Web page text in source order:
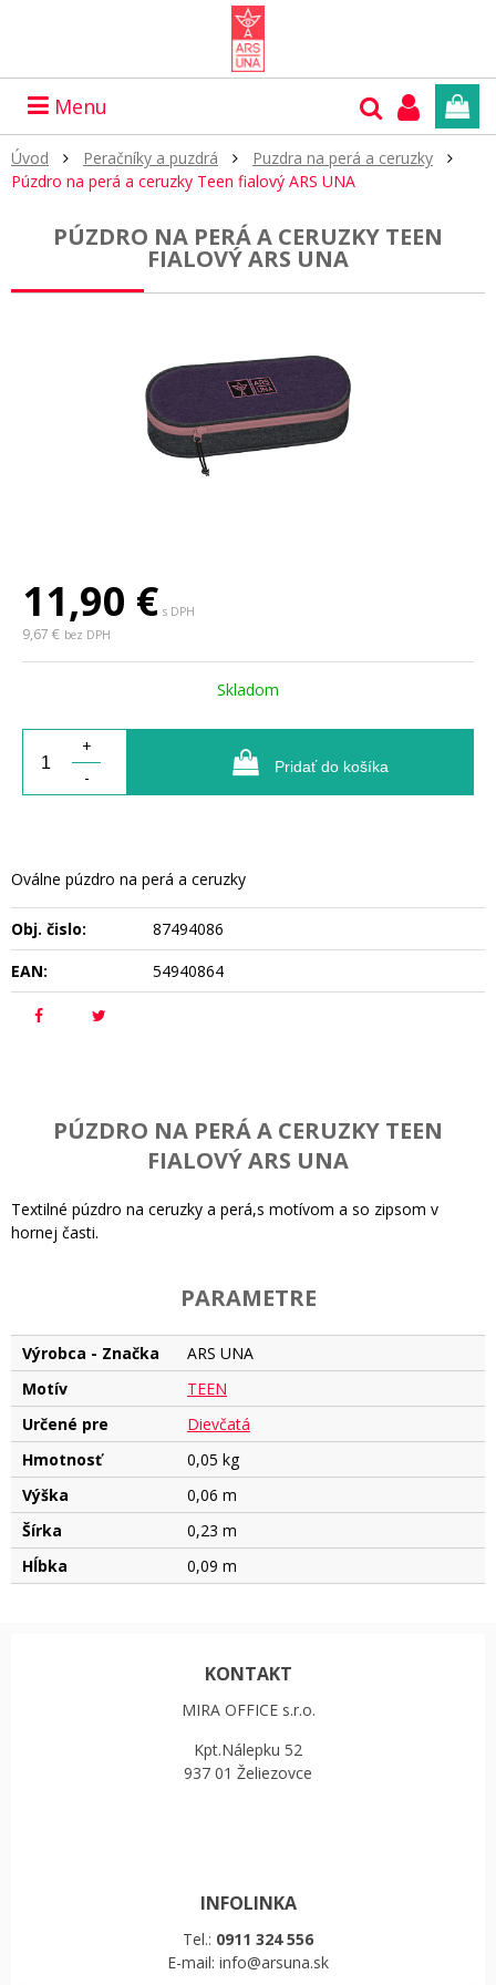
Menu
Úvod Peračníky a puzdrá
Puzdra na perá a ceruzky
Púzdro na perá a ceruzky Teen fialový ARS UNA
PÚZDRO NA PERÁ A CERUZKY TEEN
FIALOVÝ ARS UNA
11,90 € s DPH
9,67 € bez DPH
Skladom
+
-
Pridať do košíka
Oválne púzdro na perá a ceruzky
Obj. čislo:
87494086
EAN:
54940864
PÚZDRO NA PERÁ A CERUZKY TEEN
FIALOVÝ ARS UNA
Textilné púzdro na ceruzky a perá,s motívom a so zipsom v
hornej časti.
PARAMETRE
Výrobca - Značka
ARS UNA
Motív
TEEN
Určené pre
Dievčatá
Hmotnosť
0,05 kg
Výška
0,06 m
Šírka
0,23 m
Hĺbka
0,09 m
KONTAKT
MIRA OFFICE s.r.o.
Kpt.Nálepku 52
937 01 Želiezovce
INFOLINKA
Tel.: 0911 324 556
E-mail: info@arsuna.sk